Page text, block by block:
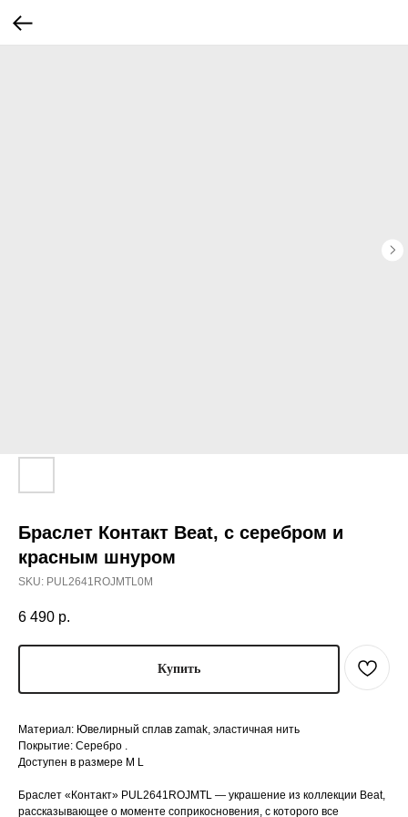
Браслет Контакт Beat, с серебром и
красным шнуром
SKU: PUL2641ROJMTL0M
6 490 р.
Купить
Материал: Ювелирный сплав zamak, эластичная нить
Покрытие: Серебро .
Доступен в размере M L
Браслет «Контакт» PUL2641ROJMTL — украшение из коллекции Beat,
рассказывающее о моменте соприкосновения, с которого все